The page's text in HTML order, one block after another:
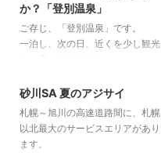
す。
とにかく、自然と、その中に融合
されて作られた外部空間が素晴ら
安田侃さんの彫刻。
青い空、白い雲、赤い屋根、緑の
樹木 。。。
か？「登別温泉」
ご存じ、「登別温泉」です。
一泊し、次の日、近くを少し観光
ゆっくりしてきました。
砂川 道 央
砂川SA 夏のアジサイ
札幌～旭川の高速道路間に、札幌
以北最大のサービスエリアがあり
ます。